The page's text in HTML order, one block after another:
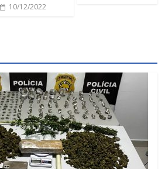
10/12/2022